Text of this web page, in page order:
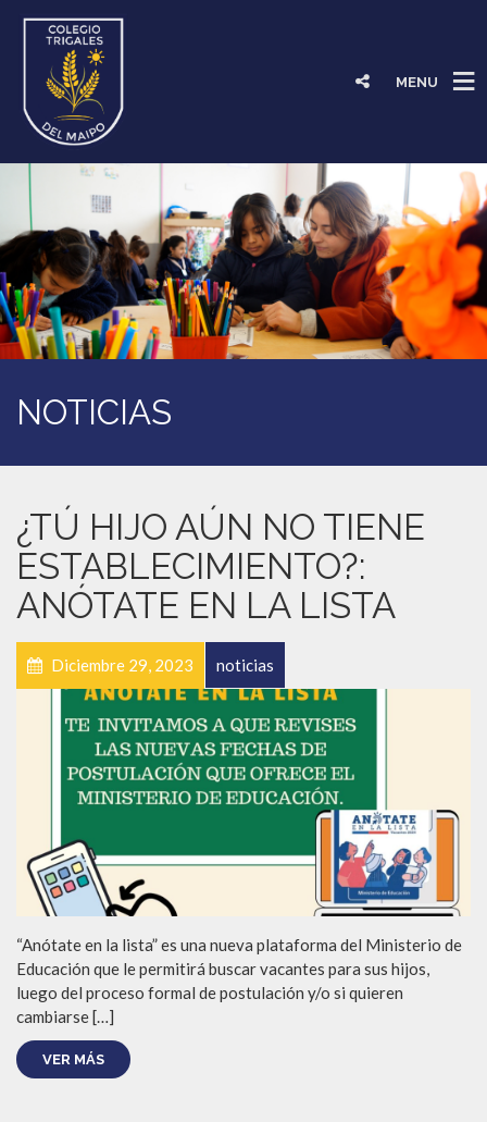
MENU
NOTICIAS
¿TÚ HIJO AÚN NO TIENE
ESTABLECIMIENTO?:
ANÓTATE EN LA LISTA
Diciembre 29, 2023 noticias
“Anótate en la lista” es una nueva plataforma del Ministerio de
Educación que le permitirá buscar vacantes para sus hijos,
luego del proceso formal de postulación y/o si quieren
cambiarse […]
VER MÁS